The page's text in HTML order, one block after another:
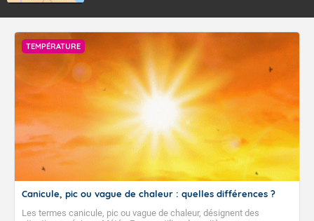
TEMPÉRATURE
Canicule, pic ou vague de chaleur : quelles différences ?
Les termes canicule, pic ou vague de chaleur, désignent des